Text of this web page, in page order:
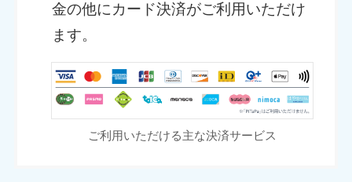
金の他にカード決済がご利用いただけ
ます。
ご利用いただける主な決済サービス